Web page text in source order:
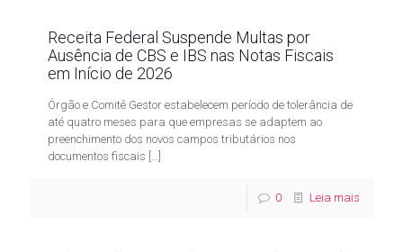
Receita Federal Suspende Multas por
Ausência de CBS e IBS nas Notas Fiscais
em Início de 2026
Órgão e Comitê Gestor estabelecem período de tolerância de
até quatro meses para que empresas se adaptem ao
preenchimento dos novos campos tributários nos
documentos fiscais […]
0 Leia mais